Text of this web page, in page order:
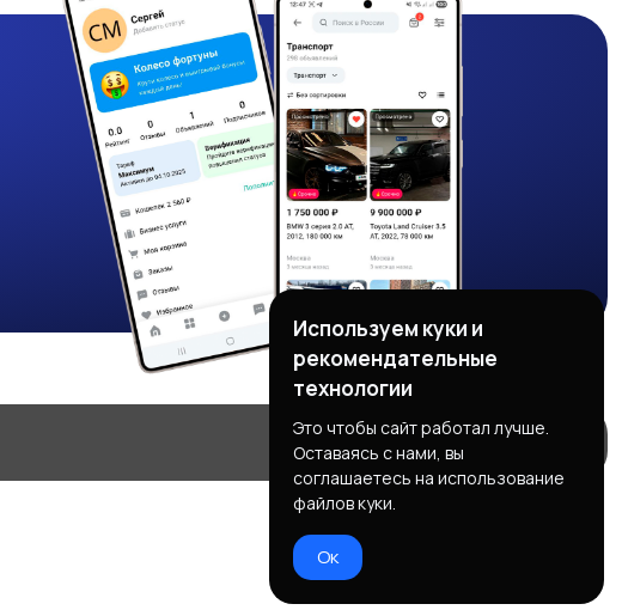
Используем куки и
рекомендательные
технологии
Это чтобы сайт работал лучше.
Оставаясь с нами, вы
соглашаетесь на использование
файлов куки.
Ок